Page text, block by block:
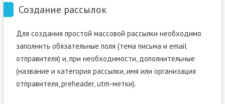
Создание рассылок
Для создания простой массовой рассылки необходимо
заполнить обязательные поля (тема письма и email
отправителя) и, при необходимости, дополнительные
(название и категория рассылки, имя или организация
отправителя, preheader, utm-метки).